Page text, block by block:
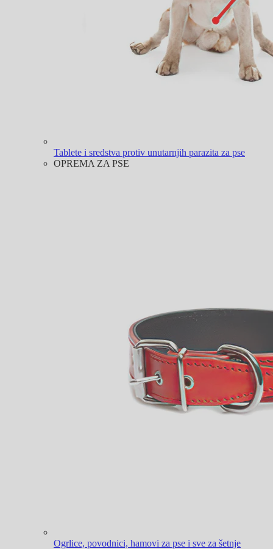
Tablete i sredstva protiv unutarnjih parazita za pse
OPREMA ZA PSE
Ogrlice, povodnici, hamovi za pse i sve za šetnje